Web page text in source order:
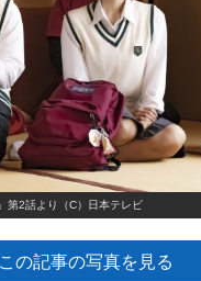
第2話より（C）日本テレビ
この記事の写真を見る